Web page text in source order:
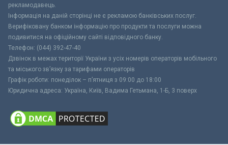
рекламодавець.
Інформація на даній сторінці не є рекламою банківських послуг.
Верифіковану банком інформацію про продукти та послуги можна
подивитися на офіційному сайті відповідного банку.
Телефон: (044) 392-47-40
Дзвінок в межах території України з усіх номерів операторів мобільного
та міського зв’язку за тарифами операторів
Графік роботи: понеділок – п’ятниця з 09:00 до 18:00
Юридична адреса: Україна, Київ, Вадима Гетьмана, 1-Б, 3 поверх